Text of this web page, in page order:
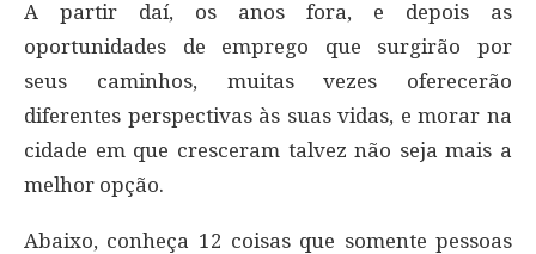
A partir daí, os anos fora, e depois as
oportunidades de emprego que surgirão por
seus caminhos, muitas vezes oferecerão
diferentes perspectivas às suas vidas, e morar na
cidade em que cresceram talvez não seja mais a
melhor opção.
Abaixo, conheça 12 coisas que somente pessoas